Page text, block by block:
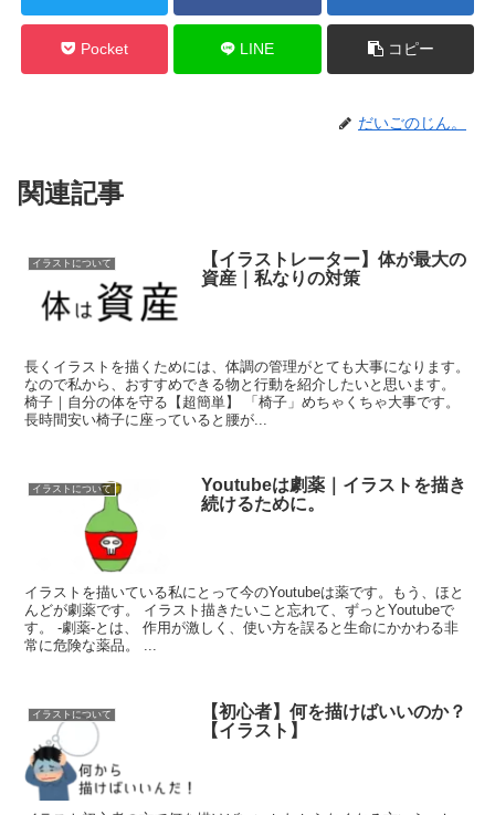
Pocket LINE コピー
だいごのじん。
関連記事
イラストについて
【イラストレーター】体が最大の
資産｜私なりの対策
長くイラストを描くためには、体調の管理がとても大事になります。
なので私から、おすすめできる物と行動を紹介したいと思います。
椅子｜自分の体を守る【超簡単】 「椅子」めちゃくちゃ大事です。
長時間安い椅子に座っていると腰が...
イラストについて
Youtubeは劇薬｜イラストを描き
続けるために。
イラストを描いている私にとって今のYoutubeは薬です。もう、ほと
んどが劇薬です。 イラスト描きたいこと忘れて、ずっとYoutubeで
す。 -劇薬-とは、 作用が激しく、使い方を誤ると生命にかかわる非
常に危険な薬品。 ...
イラストについて
【初心者】何を描けばいいのか？
【イラスト】